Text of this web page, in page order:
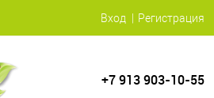
Вход Регистрация
+7 913 903-10-55